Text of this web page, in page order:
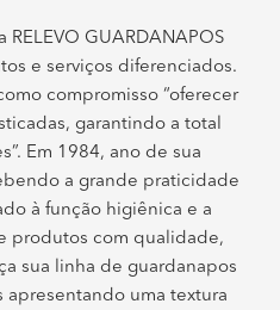
RELEVO GUARDANAPOS
e serviços diferenciados.
compromisso “oferecer
garantindo a total
Em 1984, ano de sua
a grande praticidade
à função higiênica e a
produtos com qualidade,
sua linha de guardanapos
uma textura